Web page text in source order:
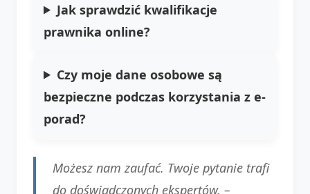
Jak sprawdzić kwalifikacje
prawnika online?
Czy moje dane osobowe są
bezpieczne podczas korzystania z e-
porad?
Możesz nam zaufać. Twoje pytanie trafi
do doświadczonych ekspertów. –